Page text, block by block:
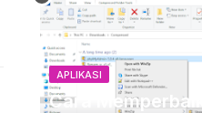
APLIKASI
Cara Memperbaiki